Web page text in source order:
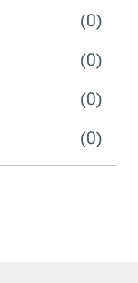
(0)
(0)
(0)
(0)